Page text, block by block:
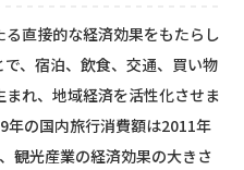
直接的な経済効果をもたらし
、宿泊、飲食、交通、買い物
れ、地域経済を活性化させま
年の国内旅行消費額は2011年
観光産業の経済効果の大きさ